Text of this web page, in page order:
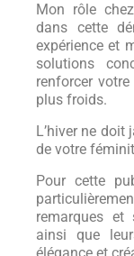
Mon rôle chez
dans cette
expérience et
solutions
renforcer
plus froids.
L’hiver ne doit
de votre
Pour cette
remarques et
ainsi que